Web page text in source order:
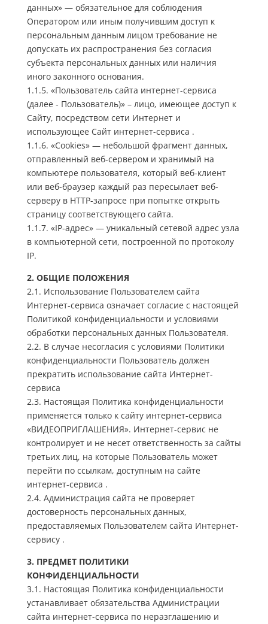
данных» — обязательное для соблюдения
Оператором или иным получившим доступ к
персональным данным лицом требование не
допускать их распространения без согласия
субъекта персональных данных или наличия
иного законного основания.
1.1.5. «Пользователь сайта интернет-сервиса
(далее ‑ Пользователь)» – лицо, имеющее доступ к
Сайту, посредством сети Интернет и
использующее Сайт интернет-сервиса .
1.1.6. «Cookies» — небольшой фрагмент данных,
отправленный веб-сервером и хранимый на
компьютере пользователя, который веб-клиент
или веб-браузер каждый раз пересылает веб-
серверу в HTTP-запросе при попытке открыть
страницу соответствующего сайта.
1.1.7. «IP-адрес» — уникальный сетевой адрес узла
в компьютерной сети, построенной по протоколу
IP.
2. ОБЩИЕ ПОЛОЖЕНИЯ
2.1. Использование Пользователем сайта
Интернет-сервиса означает согласие с настоящей
Политикой конфиденциальности и условиями
обработки персональных данных Пользователя.
2.2. В случае несогласия с условиями Политики
конфиденциальности Пользователь должен
прекратить использование сайта Интернет-
сервиса
2.3. Настоящая Политика конфиденциальности
применяется только к сайту интернет-сервиса
«ВИДЕОПРИГЛАШЕНИЯ». Интернет-сервис не
контролирует и не несет ответственность за сайты
третьих лиц, на которые Пользователь может
перейти по ссылкам, доступным на сайте
интернет-сервиса .
2.4. Администрация сайта не проверяет
достоверность персональных данных,
предоставляемых Пользователем сайта Интернет-
сервису .
3. ПРЕДМЕТ ПОЛИТИКИ
КОНФИДЕНЦИАЛЬНОСТИ
3.1. Настоящая Политика конфиденциальности
устанавливает обязательства Администрации
сайта интернет-сервиса по неразглашению и